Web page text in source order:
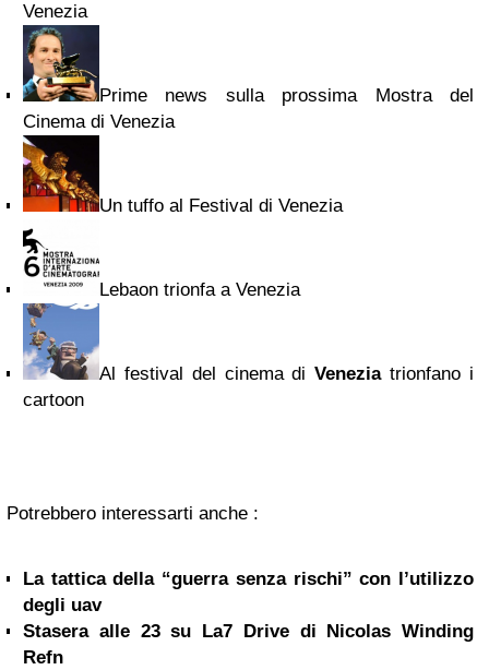
Venezia
Prime news sulla prossima Mostra del
Cinema di Venezia
Un tuffo al Festival di Venezia
Lebaon trionfa a Venezia
Al festival del cinema diVeneziatrionfano i
cartoon
Potrebbero interessarti anche :
La tattica della “guerra senza rischi” con l’utilizzo
degli uav
Stasera alle 23 su La7 Drive di Nicolas Winding
Refn